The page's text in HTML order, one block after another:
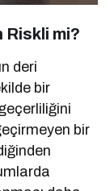
Riskli mi?
deri
bir
bir